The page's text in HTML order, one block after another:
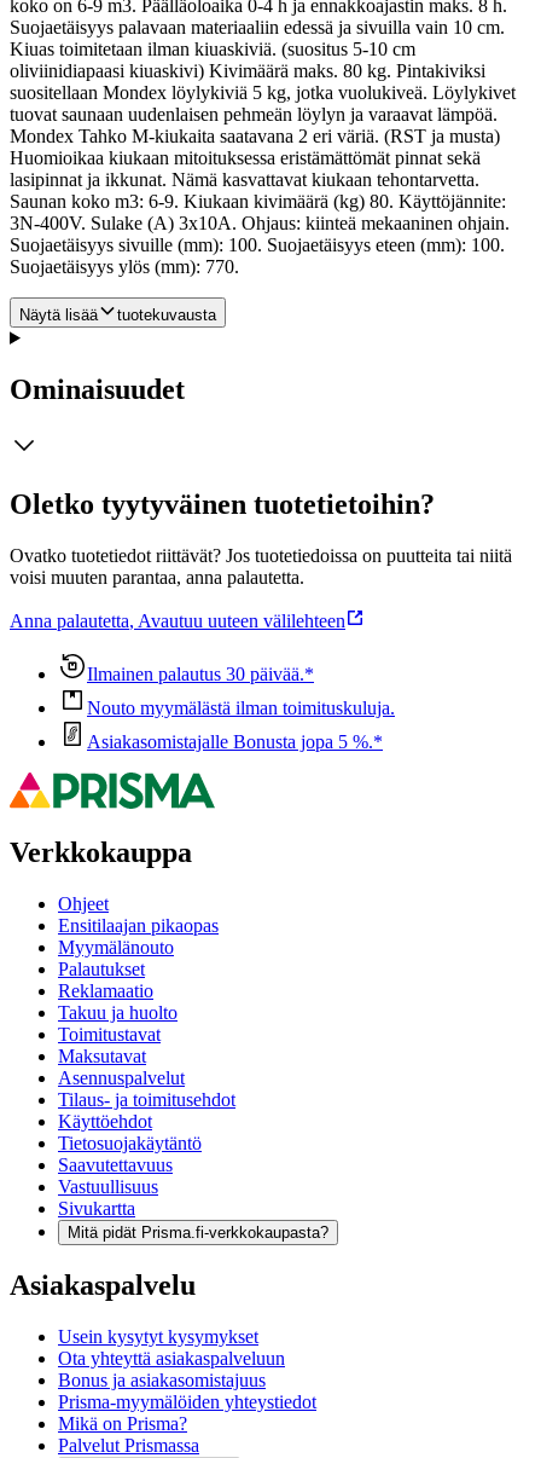
koko on 6-9 m3. Päälläoloaika 0-4 h ja ennakkoajastin maks. 8 h.
Suojaetäisyys palavaan materiaaliin edessä ja sivuilla vain 10 cm.
Kiuas toimitetaan ilman kiuaskiviä. (suositus 5-10 cm
oliviinidiapaasi kiuaskivi) Kivimäärä maks. 80 kg. Pintakiviksi
suositellaan Mondex löylykiviä 5 kg, jotka vuolukiveä. Löylykivet
tuovat saunaan uudenlaisen pehmeän löylyn ja varaavat lämpöä.
Mondex Tahko M-kiukaita saatavana 2 eri väriä. (RST ja musta)
Huomioikaa kiukaan mitoituksessa eristämättömät pinnat sekä
lasipinnat ja ikkunat. Nämä kasvattavat kiukaan tehontarvetta.
Saunan koko m3: 6-9. Kiukaan kivimäärä (kg) 80. Käyttöjännite:
3N-400V. Sulake (A) 3x10A. Ohjaus: kiinteä mekaaninen ohjain.
Suojaetäisyys sivuille (mm): 100. Suojaetäisyys eteen (mm): 100.
Suojaetäisyys ylös (mm): 770.
Näytä lisää tuotekuvausta
Ominaisuudet
Oletko tyytyväinen tuotetietoihin?
Ovatko tuotetiedot riittävät? Jos tuotetiedoissa on puutteita tai niitä
voisi muuten parantaa, anna palautetta.
Anna palautetta, Avautuu uuteen välilehteen
Ilmainen palautus 30 päivää.*
Nouto myymälästä ilman toimituskuluja.
Asiakasomistajalle Bonusta jopa 5 %.*
Verkkokauppa
Ohjeet
Ensitilaajan pikaopas
Myymälänouto
Palautukset
Reklamaatio
Takuu ja huolto
Toimitustavat
Maksutavat
Asennuspalvelut
Tilaus- ja toimitusehdot
Käyttöehdot
Tietosuojakäytäntö
Saavutettavuus
Vastuullisuus
Sivukartta
Mitä pidät Prisma.fi-verkkokaupasta?
Asiakaspalvelu
Usein kysytyt kysymykset
Ota yhteyttä asiakaspalveluun
Bonus ja asiakasomistajuus
Prisma-myymälöiden yhteystiedot
Mikä on Prisma?
Palvelut Prismassa